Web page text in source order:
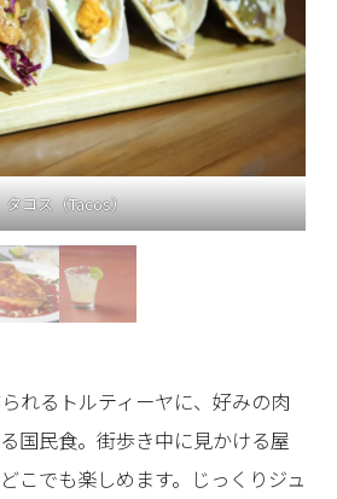
モーレ（Mole）
れるトルティーヤに、好みの肉
国民食。街歩き中に見かける屋
こでも楽しめます。じっくりジュ